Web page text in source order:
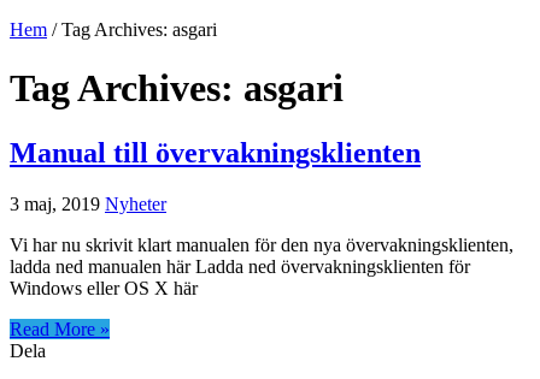
Hem / Tag Archives: asgari
Tag Archives: asgari
Manual till övervakningsklienten
3 maj, 2019 Nyheter
Vi har nu skrivit klart manualen för den nya övervakningsklienten,
ladda ned manualen här Ladda ned övervakningsklienten för
Windows eller OS X här
Read More »
Dela